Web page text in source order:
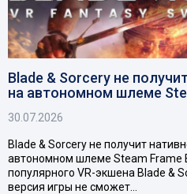
Blade & Sorcery не
на автономном шлеме
30.07.2026
Blade & Sorcery не получит
автономном шлеме Steam Frame
популярного VR-экшена Blade &
версия игры не сможет…